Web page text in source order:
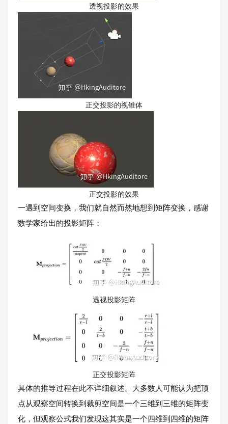
透视投影的效果
正交投影的视锥体
正交投影的效果
一遇到空间变换，我们就自然而然地想到矩阵变换，感谢
数学家给出的投影矩阵：
透视投影矩阵
正交投影矩阵
具体的推导过程在此不详细叙述。大多数人可能认为把顶
点从观察空间转换到裁剪空间是一个三维到三维的矩阵变
化，但观察公式我们发现这其实是一个四维到四维的矩阵